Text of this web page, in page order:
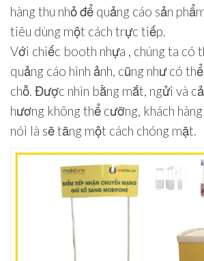
hàng thu nhỏ để quảng cáo sản
tiêu dùng một cách trực tiếp.
Với chiếc booth nhựa , chúng ta có
quảng cáo hình ảnh, cũng như có
chỗ. Được nhìn bằng mắt, ngửi và
hương không thể cưỡng, khách
nói là sẽ tăng một cách chóng mặt.